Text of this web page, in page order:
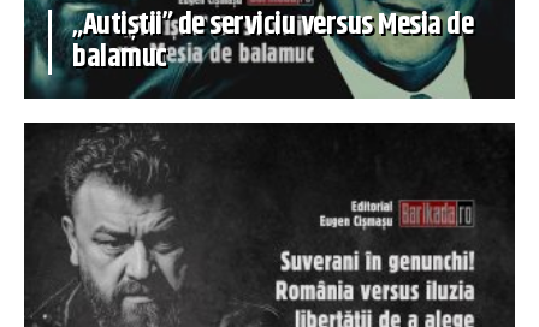
„Autiștii” de serviciu versus Mesia de
balamuc